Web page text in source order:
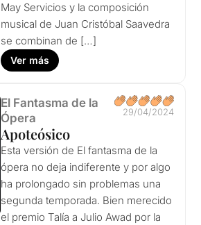
May Servicios y la composición
musical de Juan Cristóbal Saavedra
se combinan de […]
Ver más
El Fantasma de la
Ópera
29/04/2024
Apoteósico
Esta versión de El fantasma de la
ópera no deja indiferente y por algo
ha prolongado sin problemas una
segunda temporada. Bien merecido
el premio Talía a Julio Awad por la